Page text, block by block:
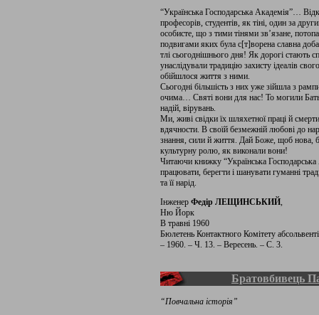
“Українська Господарська Академія”…
професорів, студентів, як тіні, один за
особисте, що з тими тінями зв’язане,
подвигами яких була с[т]ворена славна доба
тлі сьогоднішнього дня! Як дорогі стають
унаслідували традицію захисту ідеалів
обійшлося життя з ними.
Сьогодні більшість з них уже зійшла з
очима… Святі вони для нас! То могили
надій, вірувань.
Ми, живі свідки їх шляхетної праці й
вдячности. В своїй безмежній любові до
знання, сили й життя. Дай Боже, щоб нова,
культурну ролю, як виконали вони!
Читаючи книжку “Українська
працювати, берегти і шанувати гуманні
та її нарід.
Інженер Федір ЛЕЩИНСЬКИЙ,
Ню Йорк
В травні 1960
Бюлетень Контактного Комітету
– 1960. – Ч. 13. – Вересень. – С. 3.
Братовбивець
“Повчальна історія”